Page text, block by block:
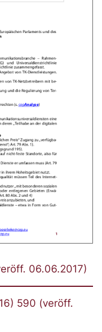
06.06.2017)
590 (veröff.